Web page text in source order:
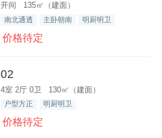
开间 135㎡（建面）
南北通透 主卧朝南 明厨明卫
价格待定
02
4室 2厅 0卫 130㎡（建面）
户型方正 明厨明卫
价格待定